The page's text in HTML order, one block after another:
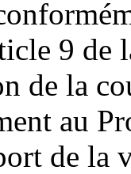
9 de
de la
au
de la